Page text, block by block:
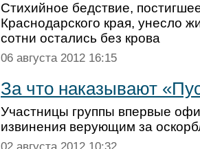
Стихийное бедствие,
Краснодарского края, унесло
сотни остались без крова
06 августа 2012 16:15
За что наказывают
Участницы группы впервые
извинения верующим за